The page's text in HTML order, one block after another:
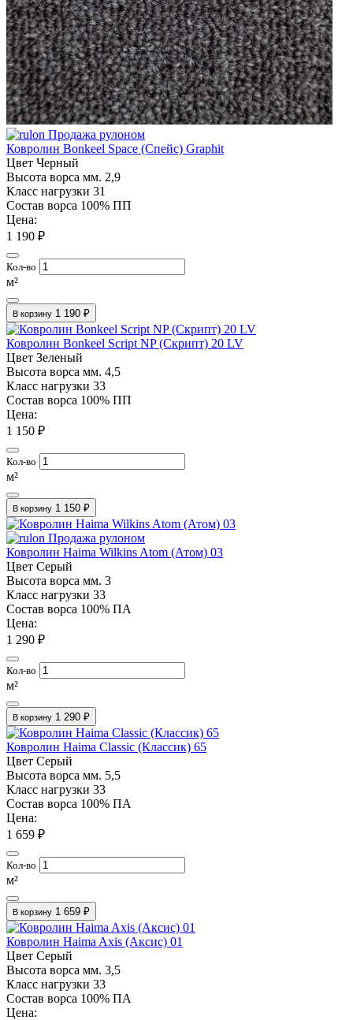
Продажа рулоном
Ковролин Bonkeel Space (Спейс) Graphit
Цвет Черный
Высота ворса мм. 2,9
Класс нагрузки 31
Состав ворса 100% ПП
Цена:
1 190 ₽
Кол-во
м²
В корзину 1 190 ₽
Ковролин Bonkeel Script NP (Скрипт) 20 LV
Цвет Зеленый
Высота ворса мм. 4,5
Класс нагрузки 33
Состав ворса 100% ПП
Цена:
1 150 ₽
Кол-во
м²
В корзину 1 150 ₽
Продажа рулоном
Ковролин Haima Wilkins Atom (Атом) 03
Цвет Серый
Высота ворса мм. 3
Класс нагрузки 33
Состав ворса 100% ПА
Цена:
1 290 ₽
Кол-во
м²
В корзину 1 290 ₽
Ковролин Haima Classic (Классик) 65
Цвет Серый
Высота ворса мм. 5,5
Класс нагрузки 33
Состав ворса 100% ПА
Цена:
1 659 ₽
Кол-во
м²
В корзину 1 659 ₽
Ковролин Haima Axis (Аксис) 01
Цвет Серый
Высота ворса мм. 3,5
Класс нагрузки 33
Состав ворса 100% ПА
Цена: